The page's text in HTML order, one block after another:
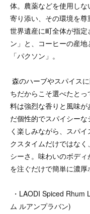
体。農薬などを使用し
寄り添い、その環境を尊
世界遺産に町全体が指
ン」と、コーヒーの産
「パクソン」。
森のハーブやスパイス
ちだからこそ選べたと
料は強烈な香りと風味
だ個性的でスパイシー
く楽しみながら、スパ
クスタイムだけではな
シーさ。味わいのボデ
を注ぐだけで簡単に濃厚
・LAODI Spiced
ム ルアンプラバン)